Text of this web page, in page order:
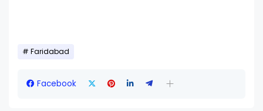
Faridabad
Facebook